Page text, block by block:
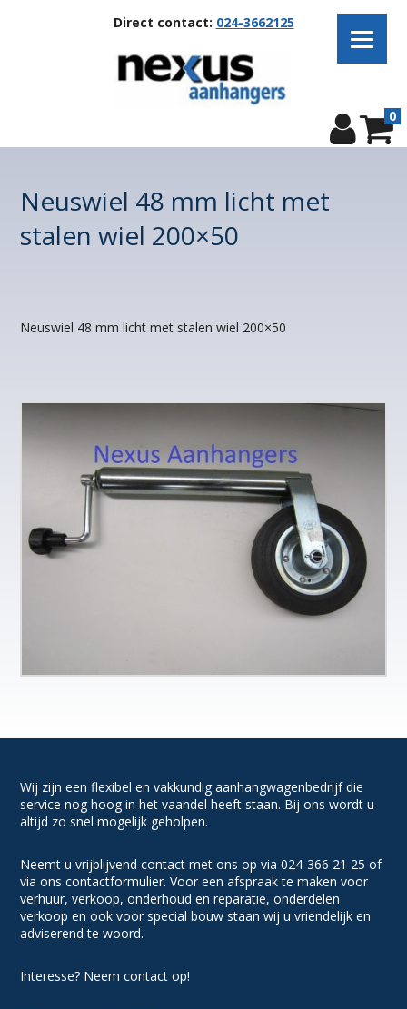
Direct contact: 024-3662125
0
Neuswiel 48 mm licht met
stalen wiel 200×50
Neuswiel 48 mm licht met stalen wiel 200×50
Wij zijn een flexibel en vakkundig aanhangwagenbedrijf die
service nog hoog in het vaandel heeft staan. Bij ons wordt u
altijd zo snel mogelijk geholpen.
Neemt u vrijblijvend contact met ons op via 024-366 21 25 of
via ons contactformulier. Voor een afspraak te maken voor
verhuur, verkoop, onderhoud en reparatie, onderdelen
verkoop en ook voor special bouw staan wij u vriendelijk en
adviserend te woord.
Interesse? Neem contact op!